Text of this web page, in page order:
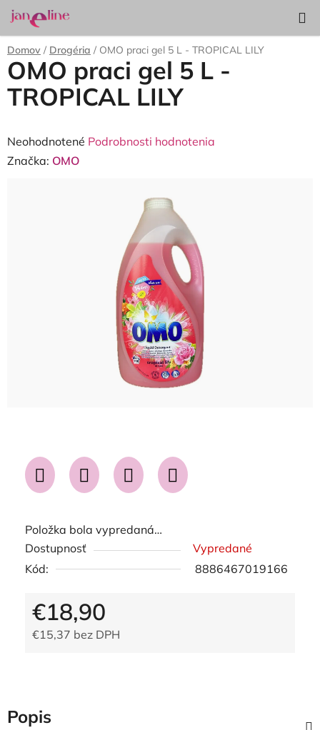
Prejsť
na
obsah
KOŠÍK
Domov / Drogéria / OMO praci gel 5 L - TROPICAL LILY
Položka bola vypredaná…
Dostupnosť
Vypredané
Kód:
8886467019166
€18,90
€15,37 bez DPH
OMO praci gel 5 L -
TROPICAL LILY
Priemerné
hodnotenie
Neohodnotené Podrobnosti hodnotenia
Značka: OMO
Popis